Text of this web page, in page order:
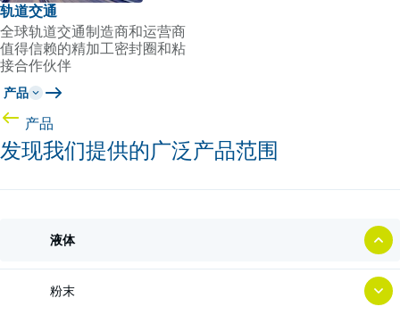
轨道交通
全球轨道交通制造商和运营商
值得信赖的精加工密封圈和粘
接合作伙伴
产品
产品
发现我们提供的广泛产品范围
液体
粉末